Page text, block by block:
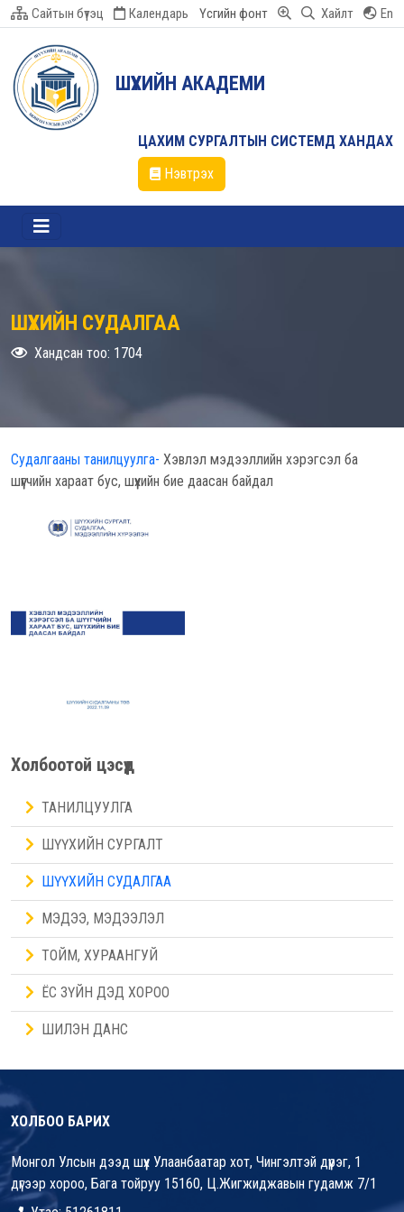
Сайтын бүтэц Календарь Үсгийн фонт Хайлт En
ШҮҮХИЙН АКАДЕМИ
ЦАХИМ СУРГАЛТЫН СИСТЕМД ХАНДАХ
Нэвтрэх
ШҮҮХИЙН СУДАЛГАА
Хандсан тоо: 1704
Судалгааны танилцуулга- Хэвлэл мэдээллийн хэрэгсэл ба
шүүгчийн хараат бус, шүүхийн бие даасан байдал
Холбоотой цэсүүд
ТАНИЛЦУУЛГА
ШҮҮХИЙН СУРГАЛТ
ШҮҮХИЙН СУДАЛГАА
МЭДЭЭ, МЭДЭЭЛЭЛ
ТОЙМ, ХУРААНГУЙ
ЁС ЗҮЙН ДЭД ХОРОО
ШИЛЭН ДАНС
ХОЛБОО БАРИХ
Монгол Улсын дээд шүүх Улаанбаатар хот, Чингэлтэй дүүрэг, 1
дүгээр хороо, Бага тойруу 15160, Ц.Жигжиджавын гудамж 7/1